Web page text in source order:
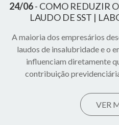
24/06 COMO REDUZIR
LAUDO DE SST |
A maioria dos empresários
laudos de insalubridade e o
influenciam diretamente
contribuição
VER